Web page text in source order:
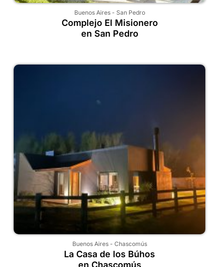
Buenos Aires- San Pedro
Complejo El Misionero
en San Pedro
Buenos Aires- Chascomús
La Casa de los Búhos